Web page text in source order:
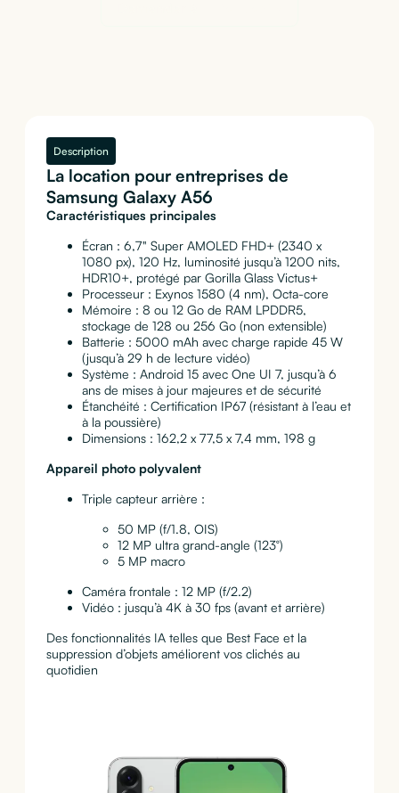
Description
La location pour entreprises de
Samsung Galaxy A56
Caractéristiques principales
Écran : 6,7" Super AMOLED FHD+ (2340 x
1080 px), 120 Hz, luminosité jusqu’à 1200 nits,
HDR10+, protégé par Gorilla Glass Victus+
Processeur : Exynos 1580 (4 nm), Octa-core
Mémoire : 8 ou 12 Go de RAM LPDDR5,
stockage de 128 ou 256 Go (non extensible)
Batterie : 5000 mAh avec charge rapide 45 W
(jusqu’à 29 h de lecture vidéo)
Système : Android 15 avec One UI 7, jusqu’à 6
ans de mises à jour majeures et de sécurité
Étanchéité : Certification IP67 (résistant à l’eau et
à la poussière)
Dimensions : 162,2 x 77,5 x 7,4 mm, 198 g
Appareil photo polyvalent
Triple capteur arrière :
50 MP (f/1.8, OIS)
12 MP ultra grand-angle (123°)
5 MP macro
Caméra frontale : 12 MP (f/2.2)
Vidéo : jusqu’à 4K à 30 fps (avant et arrière)
Des fonctionnalités IA telles que Best Face et la
suppression d’objets améliorent vos clichés au
quotidien